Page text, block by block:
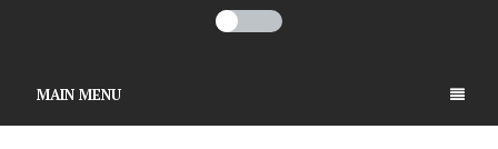
MAIN MENU